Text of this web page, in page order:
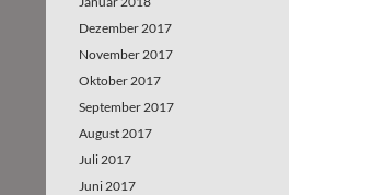
Dezember 2017
November 2017
Oktober 2017
September 2017
August 2017
Juli 2017
Juni 2017